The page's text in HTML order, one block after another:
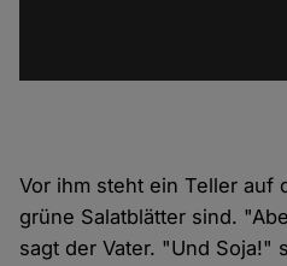
Vor ihm steht ein Teller auf
grüne Salatblätter sind.
sagt der Vater. "Und Soja!"